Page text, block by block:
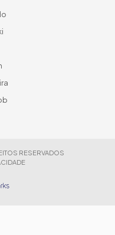
RESERVADOS